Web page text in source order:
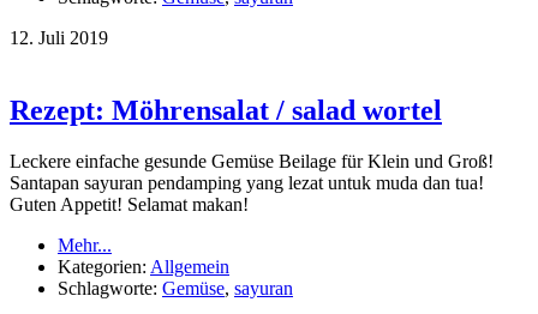
12. Juli 2019
Rezept: Möhrensalat / salad wortel
Leckere einfache gesunde Gemüse Beilage für Klein und Groß!
Santapan sayuran pendamping yang lezat untuk muda dan tua!
Guten Appetit! Selamat makan!
Mehr...
Kategorien: Allgemein
Schlagworte: Gemüse, sayuran